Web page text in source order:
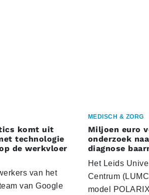
komt uit
technologie
de werkvloer
van het
van Google
MEDISCH & ZORG
Miljoen euro
onderzoek
diagnose
Het Leids
Centrum
model